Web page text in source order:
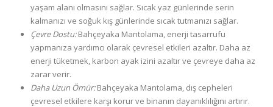
yaşam alanı olmasını sağlar. Sıcak yaz günlerinde serin
kalmanızı ve soğuk kış günlerinde sıcak tutmanızı sağlar.
Çevre Dostu:Bahçeyaka Mantolama, enerji tasarrufu
yapmanıza yardımcı olarak çevresel etkileri azaltır. Daha az
enerji tüketmek, karbon ayak izini azaltır ve çevreye daha az
zarar verir.
Daha Uzun Ömür:Bahçeyaka Mantolama, dış cepheleri
çevresel etkilere karşı korur ve binanın dayanıklılığını artırır.